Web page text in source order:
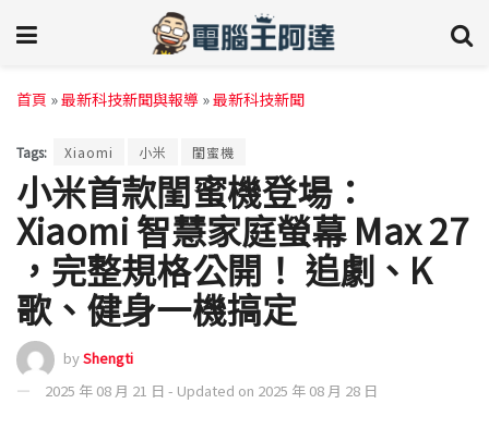
首頁 »最新科技新聞與報導 »最新科技新聞
Tags: Xiaomi 小米 閨蜜機
小米首款閨蜜機登場：
Xiaomi 智慧家庭螢幕 Max 27
，完整規格公開！ 追劇、K
歌、健身一機搞定
byShengti
2025 年 08 月 21 日 - Updated on 2025 年 08 月 28 日